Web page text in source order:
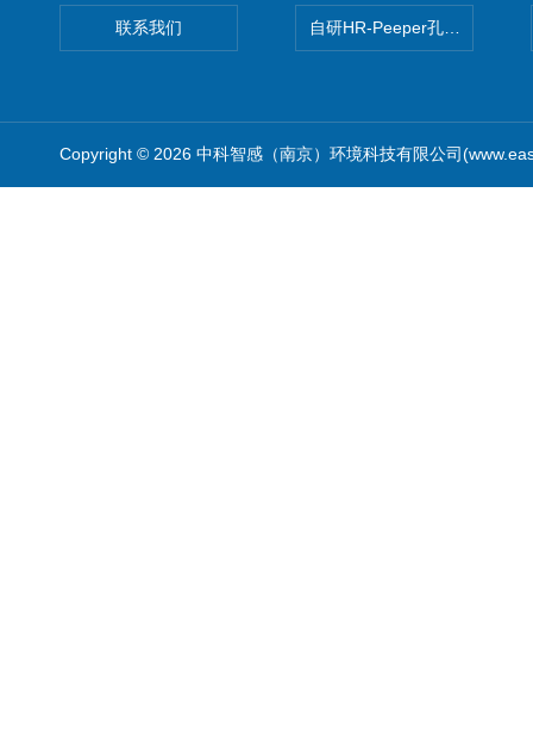
联系我们 自研HR-Peeper孔隙水采样器
Copyright © 2026 中科智感（南京）环境科技有限公司